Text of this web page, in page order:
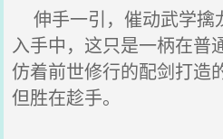
伸手一引，催动武学擒
入手中，这只是一柄在普
仿着前世修行的配剑打造
但胜在趁手。